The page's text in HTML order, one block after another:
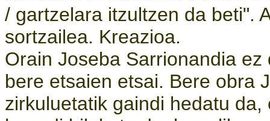
/ gartzelara itzultzen da beti".
sortzailea. Kreazioa.
Orain Joseba Sarrionandia
bere etsaien etsai. Bere obra
zirkuluetatik gaindi hedatu